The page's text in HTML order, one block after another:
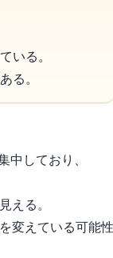
いる。
る。
しており、
える。
変えている可能性